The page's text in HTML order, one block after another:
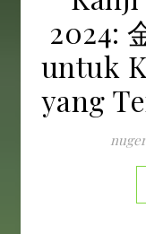
2024:
untuk
yang